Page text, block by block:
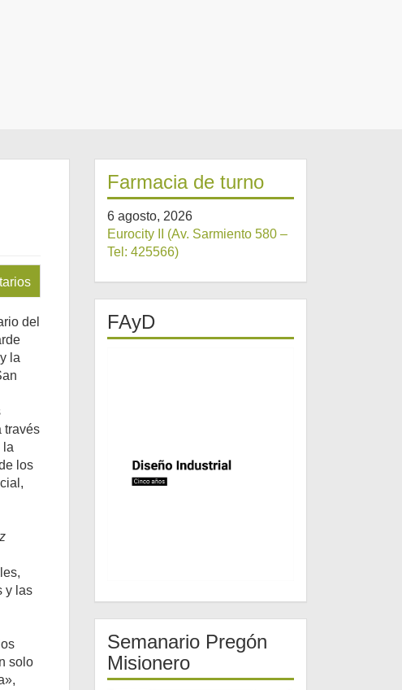
del
la
través
la
los
y las
solo
Farmacia de turno
6 agosto, 2026
Eurocity II (Av. Sarmiento 580 –
Tel: 425566)
FAyD
Semanario Pregón
Misionero